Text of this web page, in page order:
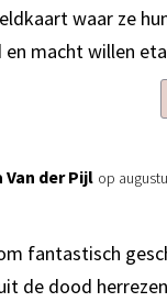
waar ze
en macht willen
Van der Pijl op
fantastisch
de dood